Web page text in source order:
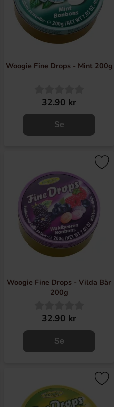
Woogie Fine Drops - Mint 200g
32.90 kr
Se
Woogie Fine Drops - Vilda Bär
200g
32.90 kr
Se